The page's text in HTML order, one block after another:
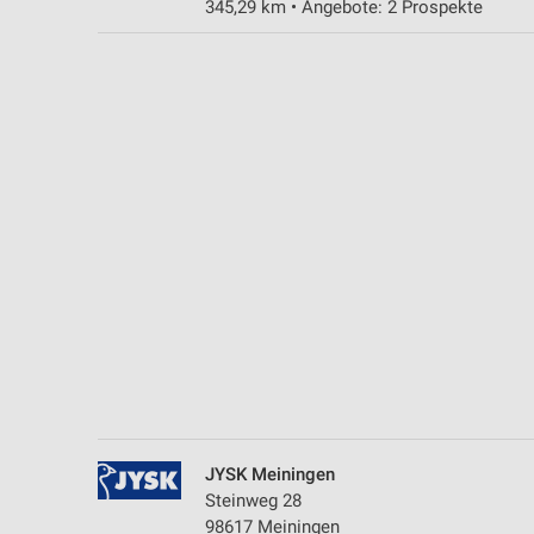
345,29 km • Angebote: 2 Prospekte
JYSK Meiningen
Steinweg 28
98617 Meiningen
Messung der Performance von Inhalten
Funktional